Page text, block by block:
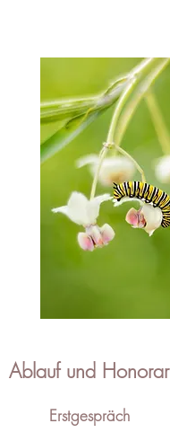
Ablauf und Honorar
Erstgespräch